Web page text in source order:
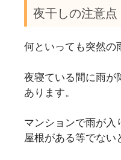
夜干しの注意点
何といっても突然の
夜寝ている間に雨が
あります。
マンションで雨が入
屋根がある等でない